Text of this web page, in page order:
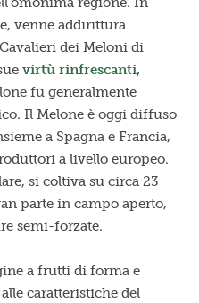
venne addirittura
dei Meloni di
virtù rinfrescanti,
fu generalmente
Il Melone è oggi diffuso
a Spagna e Francia,
a livello europeo.
si coltiva su circa 23
parte in campo aperto,
semi-forzate.
a frutti di forma e
caratteristiche del